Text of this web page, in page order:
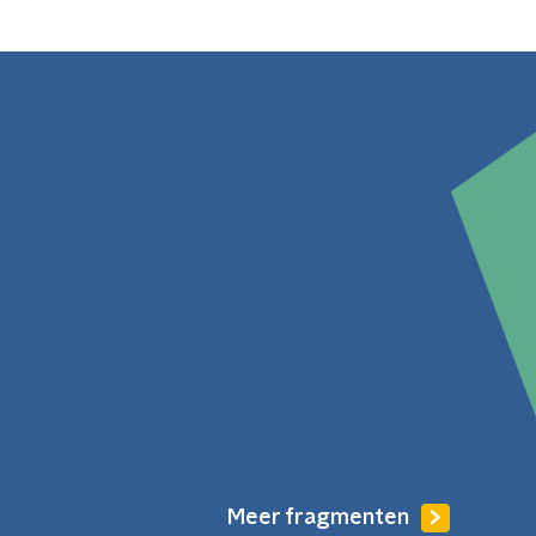
Meer fragmenten